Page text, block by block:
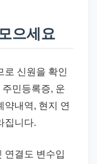
으세요
로 신원을 확인
민등록증, 운
약내역, 현지 연
집니다.
연결도 변수입